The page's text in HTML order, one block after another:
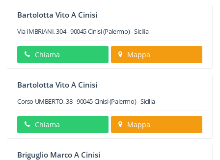
Bartolotta Vito A Cinisi
Via IMBRIANI, 304-90045Cinisi(Palermo) -Sicilia
Chiama Mappa
Bartolotta Vito A Cinisi
Corso UMBERTO, 38-90045Cinisi(Palermo) -Sicilia
Chiama Mappa
Briguglio Marco A Cinisi